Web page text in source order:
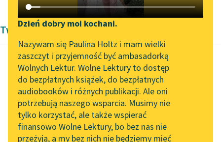
Katalog DAISY
Podkasty o książkach
Zgłoś brak utworu
Aktualności
„Prokurator Alicja Horn”
do słuchania
Byliśmy częścią AI Impact
Lab
Zapraszamy na spotkanie
online z tłumaczkami
Narzędzia
Mapa Wolnych Lektur
Leśmianator
Przewodnik dla piszących i
czytających
Dzień dobry moi kochani.
Nazywam się Paulina Holtz i mam wielki
zaszczyt i przyjemność być ambasadorką
Wolnych Lektur. Wolne Lektury to dostęp
do bezpłatnych książek, do bezpłatnych
audiobooków i różnych publikacji. Ale oni
potrzebują naszego wsparcia. Musimy nie
tylko korzystać, ale także wspierać
finansowo Wolne Lektury, bo bez nas nie
przeżyją, a my bez nich nie będziemy mieć
Twórczość Krystyny Krahelskiej
Krystyna Krahelska
*** [Hej, chłopcy,
bagnet na broń!]
Jasny świt się